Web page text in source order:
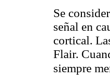
Se
señal en
cortical.
Flair.
siempre